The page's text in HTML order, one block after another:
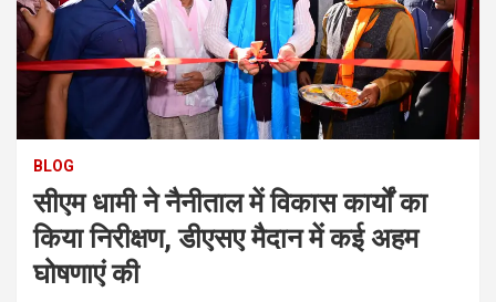
BLOG
सीएम धामी ने नैनीताल में विकास कार्यों का
किया निरीक्षण, डीएसए मैदान में कई अहम
घोषणाएं की